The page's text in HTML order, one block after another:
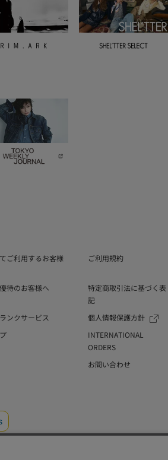
ご利用するお客様
ご利用規約
待のお客様へ
特定商取引法に基づく表
記
ンクサービス
個人情報保護方針
INTERNATIONAL
ORDERS
お問い合わせ